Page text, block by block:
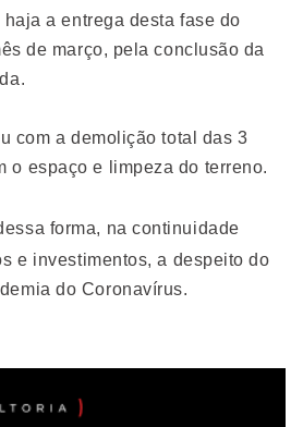
a entrega desta fase do
de março, pela conclusão da
com a demolição total das 3
o espaço e limpeza do terreno.
forma, na continuidade
e investimentos, a despeito do
do Coronavírus.